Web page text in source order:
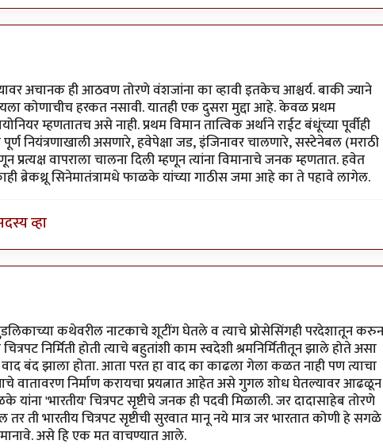
अचानक ही आठवण तोरणे वंशजांना का व्हावी इतकेच आश्चर्य. बाकी ज्याने
कोणाचीच हरकत नसावी. यातही एक दुसरा मुद्दा आहे. केवळ प्रथम
म्हणतातच असे नाही. प्रथम विमान तात्विक अर्थाने राईट बंधूंच्या पूर्वीही
नियंत्रणाखाली असणारे, हवेपेक्षा जड, इंजिनावर चालणारे, सस्टेनेबल (मराठी
प्रत्यक्ष वापराला चालना दिली म्हणून त्यांना विमानाचे जनक म्हणतात. हवेत
ब्रेकथ्रू सिनेमातंत्रामधे फाळके यांच्या गाठीस जमा आहे का ते पहावे लागेल.
व्हा
कथेवरील नाटकाचे शूटींग घेतले व त्याचे प्रोसेसिंगही परदेशातून करुन
निर्मिती होती त्याचे बहुतांशी काम स्वदेशी श्रमनिर्मितीतून झाले होते असा
वाद बंद झाला होता. आता परत हा वाद का काढला गेला कळत नाही पण त्याचा
वातावरण निर्माण करायचा प्रयत्नात आहेत असे गुगल शोध घेतल्यावर आढळून
यांना 'भारतीय' चित्रपट सृष्टीचे जनक ही पदवी मिळाली. जर दादासाहेब तोरणे
ती भारतीय चित्रपट सृष्टीची सुरवात मानू नये मात्र जर भारतात कोणी हे सगळे
असे हि एक मत वाचण्यात आले.